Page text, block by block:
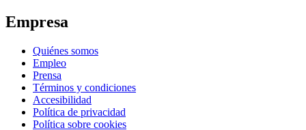
Empresa
Quiénes somos
Empleo
Prensa
Términos y condiciones
Accesibilidad
Política de privacidad
Política sobre cookies